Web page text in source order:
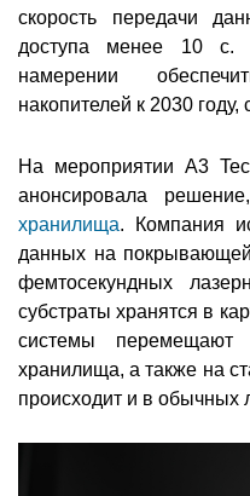
скорость передачи
доступа менее 10
намерении
накопителей к 2030 году,
На мероприятии A3
анонсировала
хранилища. Компания
данных на
фемтосекундных
субстраты хранятся в
системы перемещают
хранилища, а также на
происходит и в обычных